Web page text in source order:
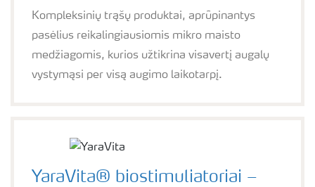
YaraLiva
Kompleksinių trąšų produktai, aprūpinantys
pasėlius reikalingiausiomis mikro maisto
medžiagomis, kurios užtikrina visavertį augalų
vystymąsi per visą augimo laikotarpį.
YaraVita® biostimuliatoriai –